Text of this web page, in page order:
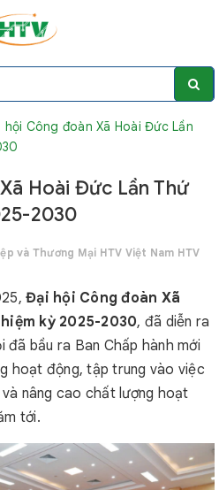
hội Công đoàn Xã Hoài Đức Lần
Hoài Đức Lần Thứ
2030
và Thương Mại HTV Việt Nam HTV
Đại hội Công đoàn Xã
kỳ 2025-2030, đã diễn ra
bầu ra Ban Chấp hành mới
hoạt động, tập trung vào việc
nâng cao chất lượng hoạt
tới.